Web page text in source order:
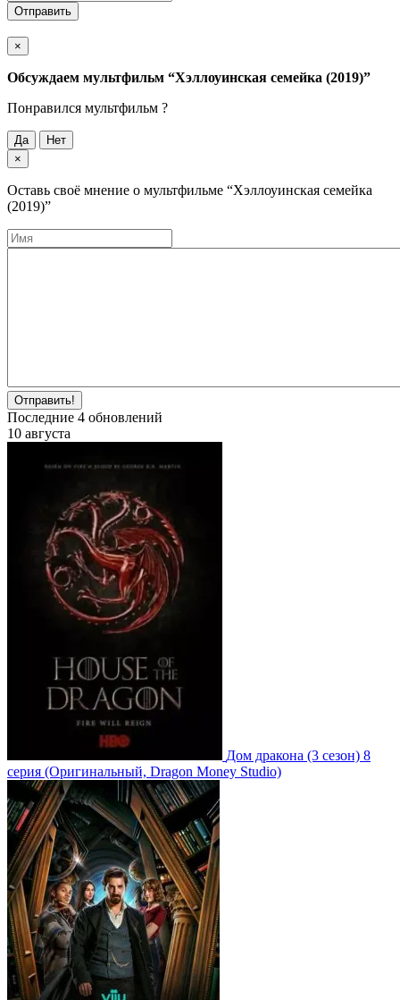
Отправить
×
Обсуждаем мультфильм “Хэллоуинская семейка (2019)”
Понравился мультфильм ?
Да
Нет
×
Оставь своё мнение о мультфильме “Хэллоуинская семейка
(2019)”
Отправить!
Последние 4 обновлений
10 августа
Дом дракона (3 сезон) 8
серия (Оригинальный, Dragon Money Studio)